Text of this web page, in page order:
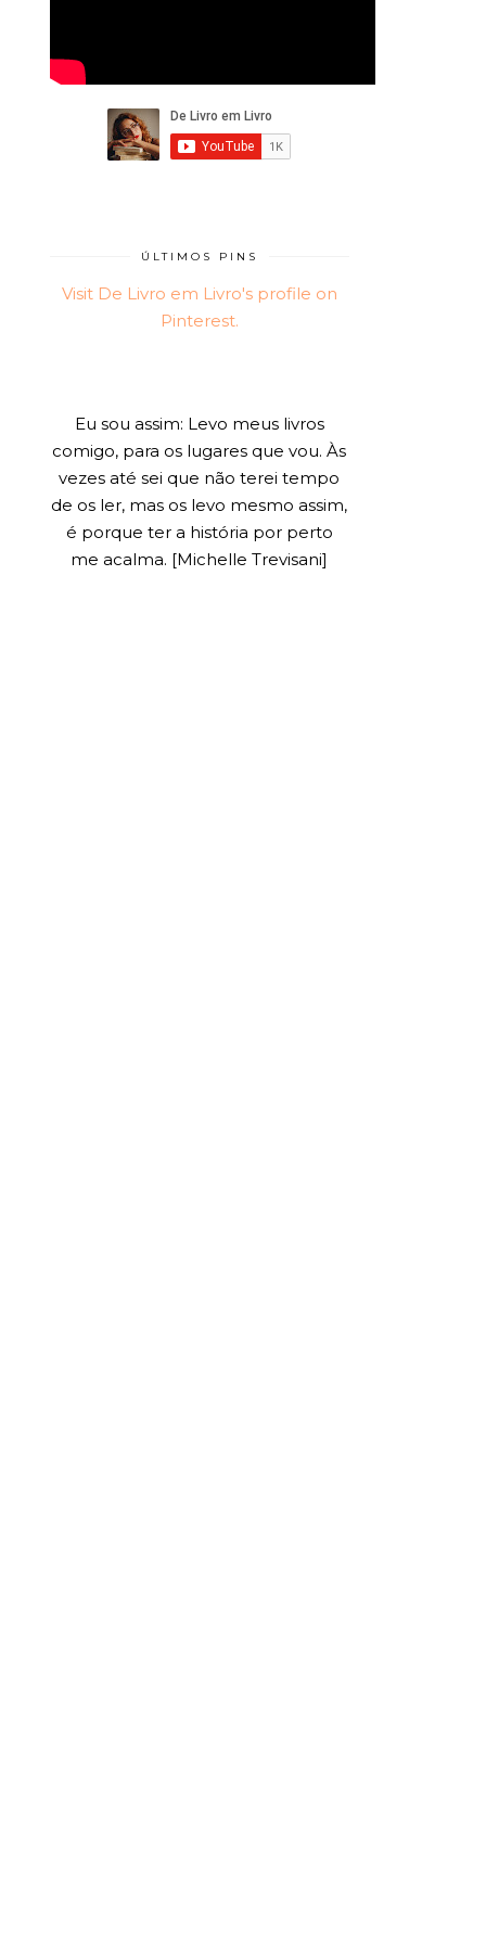
ÚLTIMOS PINS
Visit De Livro em Livro's profile on
Pinterest.
Eu sou assim: Levo meus livros
comigo, para os lugares que vou. Às
vezes até sei que não terei tempo
de os ler, mas os levo mesmo assim,
é porque ter a história por perto
me acalma. [Michelle Trevisani]